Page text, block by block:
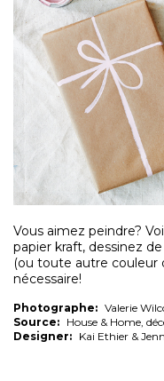
Vous aimez peindre?
papier kraft, dessinez
(ou toute autre couleur
nécessaire!
Photographe: Valerie
Source: House & Home,
Designer: Kai Ethier &